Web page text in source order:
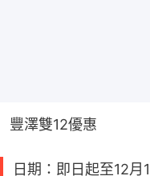
豐澤雙12優惠
日期：即日起至12月